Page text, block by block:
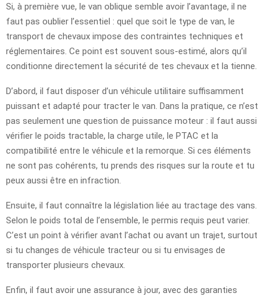
Si, à première vue, le van oblique semble avoir l’avantage, il ne
faut pas oublier l’essentiel : quel que soit le type de van, le
transport de chevaux impose des contraintes techniques et
réglementaires. Ce point est souvent sous-estimé, alors qu’il
conditionne directement la sécurité de tes chevaux et la tienne.
D’abord, il faut disposer d’un véhicule utilitaire suffisamment
puissant et adapté pour tracter le van. Dans la pratique, ce n’est
pas seulement une question de puissance moteur : il faut aussi
vérifier le poids tractable, la charge utile, le PTAC et la
compatibilité entre le véhicule et la remorque. Si ces éléments
ne sont pas cohérents, tu prends des risques sur la route et tu
peux aussi être en infraction.
Ensuite, il faut connaître la législation liée au tractage des vans.
Selon le poids total de l’ensemble, le permis requis peut varier.
C’est un point à vérifier avant l’achat ou avant un trajet, surtout
si tu changes de véhicule tracteur ou si tu envisages de
transporter plusieurs chevaux.
Enfin, il faut avoir une assurance à jour, avec des garanties